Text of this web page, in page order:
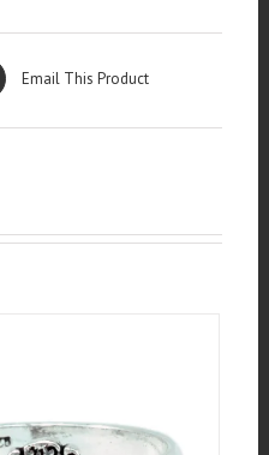
Email This Product